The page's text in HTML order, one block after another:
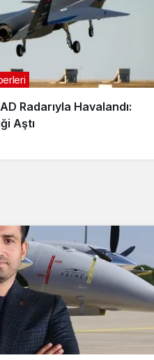
Radarıyla Havalandı:
Aştı